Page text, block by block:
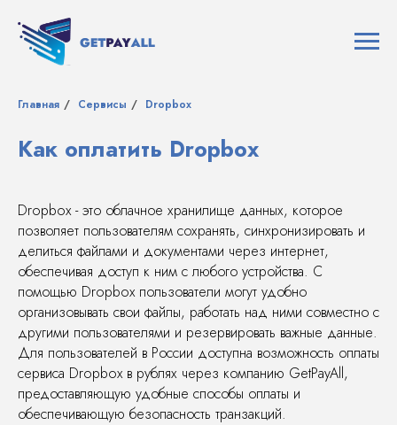
Главная / Сервисы / Dropbox
Как оплатить Dropbox
Dropbox - это облачное хранилище данных, которое
позволяет пользователям сохранять, синхронизировать и
делиться файлами и документами через интернет,
обеспечивая доступ к ним с любого устройства. С
помощью Dropbox пользователи могут удобно
организовывать свои файлы, работать над ними совместно с
другими пользователями и резервировать важные данные.
Для пользователей в России доступна возможность оплаты
сервиса Dropbox в рублях через компанию GetPayAll,
предоставляющую удобные способы оплаты и
обеспечивающую безопасность транзакций.